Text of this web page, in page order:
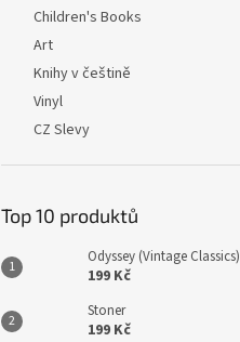
Children's Books
Art
Knihy v češtině
Vinyl
CZ Slevy
Top 10 produktů
Odyssey (Vintage Classics)
199 Kč
Stoner
199 Kč